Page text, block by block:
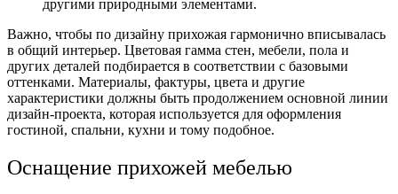
другими природными элементами.
Важно, чтобы по дизайну прихожая гармонично вписывалась
в общий интерьер. Цветовая гамма стен, мебели, пола и
других деталей подбирается в соответствии с базовыми
оттенками. Материалы, фактуры, цвета и другие
характеристики должны быть продолжением основной линии
дизайн-проекта, которая используется для оформления
гостиной, спальни, кухни и тому подобное.
Оснащение прихожей мебелью